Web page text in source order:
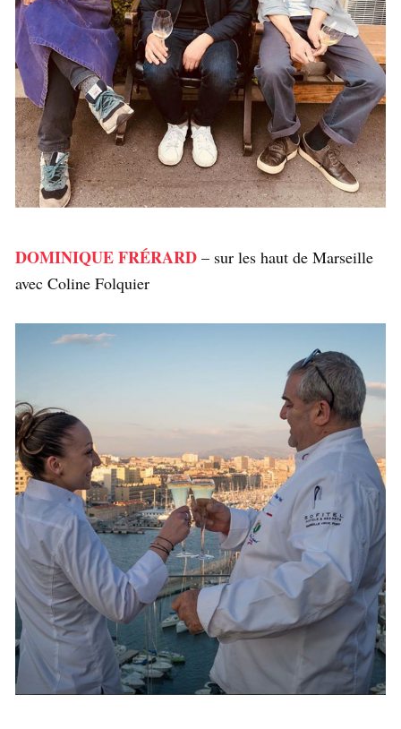
DOMINIQUE FRÉRARD – sur les haut de Marseille
avec Coline Folquier